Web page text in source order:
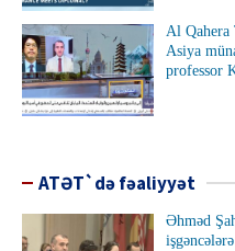
Al Qahera
Asiya
professor
ATƏT`də fəaliyyət
Əhməd